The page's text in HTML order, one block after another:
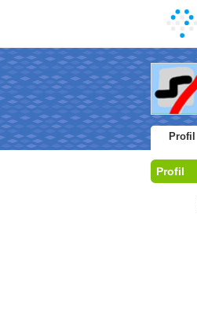
Profil
Profil